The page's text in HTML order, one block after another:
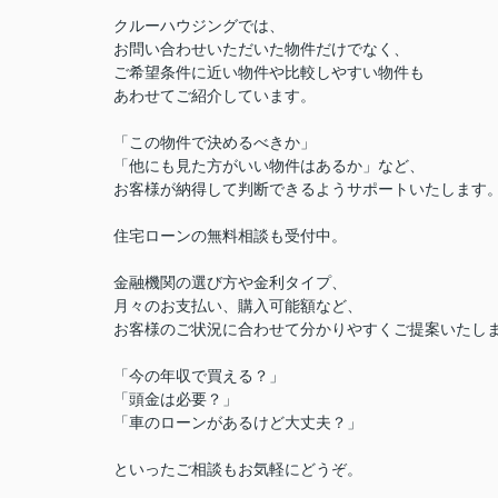
クルーハウジングでは、
お問い合わせいただいた物件だけでなく、
ご希望条件に近い物件や比較しやすい物件も
あわせてご紹介しています。
「この物件で決めるべきか」
「他にも見た方がいい物件はあるか」など、
お客様が納得して判断できるようサポートいたします。
住宅ローンの無料相談も受付中。
金融機関の選び方や金利タイプ、
月々のお支払い、購入可能額など、
お客様のご状況に合わせて分かりやすくご提案いたしま
「今の年収で買える？」
「頭金は必要？」
「車のローンがあるけど大丈夫？」
といったご相談もお気軽にどうぞ。